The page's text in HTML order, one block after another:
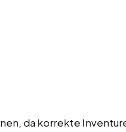
da korrekte